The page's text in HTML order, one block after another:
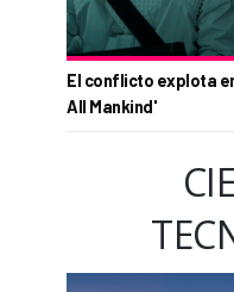
El conflicto explota
All Mankind'